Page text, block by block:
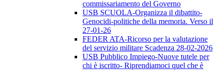
commissariamento del Governo
USB SCUOLA-Organizza il dibattito-
Genocidi-politiche della memoria. Verso il
27-01-26
FEDER ATA-Ricorso per la valutazione
del servizio militare Scadenza 28-02-2026
USB Pubblico Impiego-Nuove tutele per
chi è iscritto- Riprendiamoci quel che è